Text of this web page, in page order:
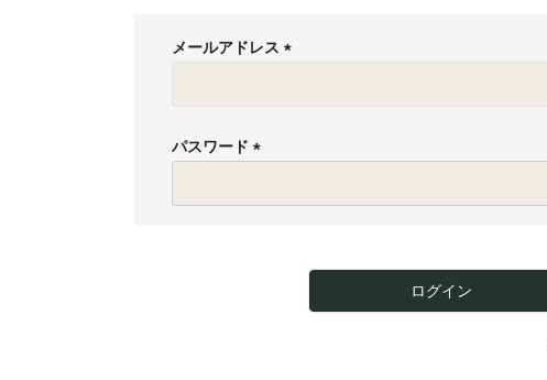
メールアドレス
必
)
パスワード
必
ログイン